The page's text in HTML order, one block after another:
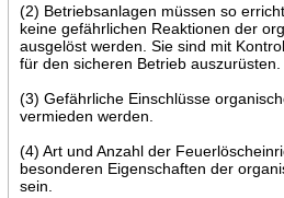
(2) Betriebsanlagen müssen so
keine gefährlichen Reaktionen der
ausgelöst werden. Sie sind mit
für den sicheren Betrieb auszurüsten.
(3) Gefährliche Einschlüsse
vermieden werden.
(4) Art und Anzahl der
besonderen Eigenschaften der
sein.